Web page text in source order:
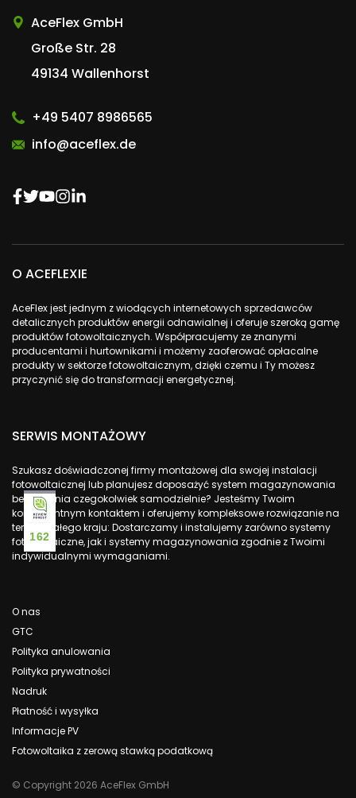
AceFlex GmbH
Große Str. 28
49134 Wallenhorst
+49 5407 8986565
info@aceflex.de
O ACEFLEXIE
AceFlex jest jednym z wiodących internetowych sprzedawców
detalicznych produktów energii odnawialnej i oferuje szeroką gamę
produktów fotowoltaicznych. Współpracujemy ze znanymi
producentami i hurtownikami i możemy zaoferować opłacalne
produkty w sektorze fotowoltaicznym, dzięki czemu i Ty możesz
przyczynić się do transformacji energetycznej.
SERWIS MONTAŻOWY
Szukasz doświadczonej firmy montażowej dla swojej instalacji
fotowoltaicznej lub planujesz doposażyć system magazynowania
bez robienia czegokolwiek samodzielnie? Jesteśmy Twoim
kompetentnym kontaktem i oferujemy kompleksowe rozwiązanie na
terenie całego kraju: Dostarczamy i instalujemy zarówno systemy
fotowoltaiczne, jak i systemy magazynowania zgodnie z Twoimi
indywidualnymi wymaganiami.
O nas
GTC
Polityka anulowania
Polityka prywatności
Nadruk
Płatność i wysyłka
Informacje PV
Fotowoltaika z zerową stawką podatkową
© Copyright 2026 AceFlex GmbH
162